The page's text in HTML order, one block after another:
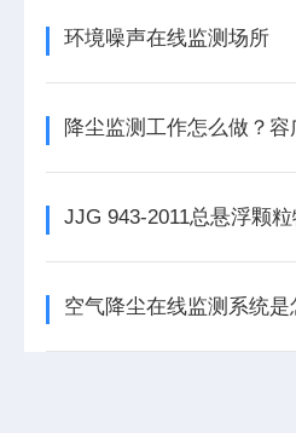
环境噪声在线监测场所